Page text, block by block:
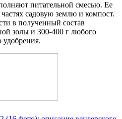
питательной смесью. Ее
садовую землю и компост.
в полученный состав
золы и 300-400 г любого
удобрения.